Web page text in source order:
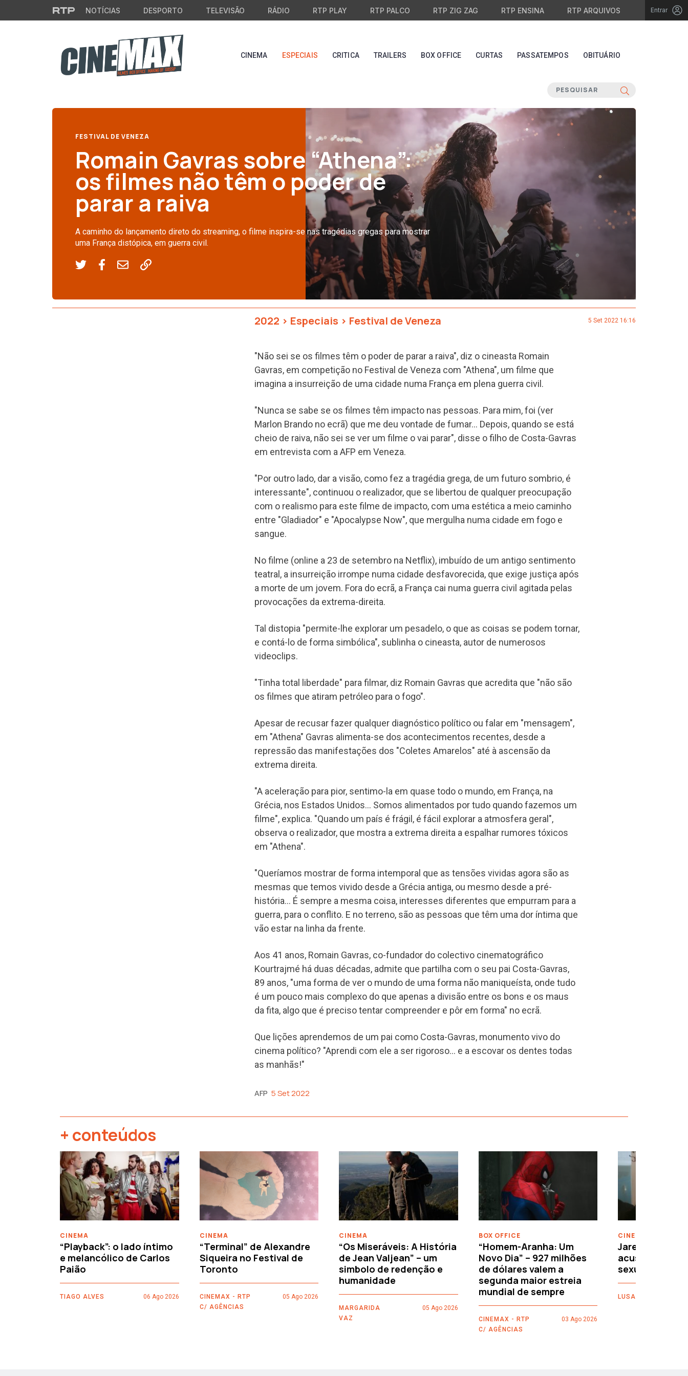
Saltar para o conteúdo principal
NOTÍCIAS DESPORTO TELEVISÃO RÁDIO RTP PLAY RTP PALCO RTP ZIG ZAG RTP ENSINA RTP ARQUIVOS Entrar
CINEMA ESPECIAIS CRITICA TRAILERS BOX OFFICE CURTAS PASSATEMPOS OBITUÁRIO
FESTIVAL DE VENEZA
Romain Gavras sobre “Athena”:
os filmes não têm o poder de
parar a raiva
A caminho do lançamento direto do streaming, o filme inspira-se nas tragédias gregas para mostrar
uma França distópica, em guerra civil.
2022 > Especiais > Festival de Veneza 5 Set 2022 16:16
"Não sei se os filmes têm o poder de parar a raiva", diz o cineasta Romain
Gavras, em competição no Festival de Veneza com "Athena", um filme que
imagina a insurreição de uma cidade numa França em plena guerra civil.
"Nunca se sabe se os filmes têm impacto nas pessoas. Para mim, foi (ver
Marlon Brando no ecrã) que me deu vontade de fumar… Depois, quando se está
cheio de raiva, não sei se ver um filme o vai parar", disse o filho de Costa-Gavras
em entrevista com a AFP em Veneza.
"Por outro lado, dar a visão, como fez a tragédia grega, de um futuro sombrio, é
interessante", continuou o realizador, que se libertou de qualquer preocupação
com o realismo para este filme de impacto, com uma estética a meio caminho
entre "Gladiador" e "Apocalypse Now", que mergulha numa cidade em fogo e
sangue.
No filme (online a 23 de setembro na Netflix), imbuído de um antigo sentimento
teatral, a insurreição irrompe numa cidade desfavorecida, que exige justiça após
a morte de um jovem. Fora do ecrã, a França cai numa guerra civil agitada pelas
provocações da extrema-direita.
Tal distopia "permite-lhe explorar um pesadelo, o que as coisas se podem tornar,
e contá-lo de forma simbólica", sublinha o cineasta, autor de numerosos
videoclips.
"Tinha total liberdade" para filmar, diz Romain Gavras que acredita que "não são
os filmes que atiram petróleo para o fogo".
Apesar de recusar fazer qualquer diagnóstico político ou falar em "mensagem",
em "Athena" Gavras alimenta-se dos acontecimentos recentes, desde a
repressão das manifestações dos "Coletes Amarelos" até à ascensão da
extrema direita.
"A aceleração para pior, sentimo-la em quase todo o mundo, em França, na
Grécia, nos Estados Unidos… Somos alimentados por tudo quando fazemos um
filme", explica. "Quando um país é frágil, é fácil explorar a atmosfera geral",
observa o realizador, que mostra a extrema direita a espalhar rumores tóxicos
em "Athena".
"Queríamos mostrar de forma intemporal que as tensões vividas agora são as
mesmas que temos vivido desde a Grécia antiga, ou mesmo desde a pré-
história… É sempre a mesma coisa, interesses diferentes que empurram para a
guerra, para o conflito. E no terreno, são as pessoas que têm uma dor íntima que
vão estar na linha da frente.
Aos 41 anos, Romain Gavras, co-fundador do colectivo cinematográfico
Kourtrajmé há duas décadas, admite que partilha com o seu pai Costa-Gavras,
89 anos, "uma forma de ver o mundo de uma forma não maniqueísta, onde tudo
é um pouco mais complexo do que apenas a divisão entre os bons e os maus
da fita, algo que é preciso tentar compreender e pôr em forma" no ecrã.
Que lições aprendemos de um pai como Costa-Gavras, monumento vivo do
cinema político? "Aprendi com ele a ser rigoroso… e a escovar os dentes todas
as manhãs!"
AFP 5 Set 2022
+ conteúdos
CINEMA
“Playback”: o lado íntimo
e melancólico de Carlos
Paião
TIAGO ALVES 06 Ago 2026
CINEMA
“Terminal” de Alexandre
Siqueira no Festival de
Toronto
CINEMAX - RTP
C/ AGÊNCIAS
05 Ago 2026
CINEMA
“Os Miseráveis: A História
de Jean Valjean” – um
simbolo de redenção e
humanidade
MARGARIDA
VAZ
05 Ago 2026
BOX OFFICE
“Homem-Aranha: Um
Novo Dia” – 927 milhões
de dólares valem a
segunda maior estreia
mundial de sempre
CINEMAX - RTP
C/ AGÊNCIAS
03 Ago 2026
CINEMA
Jared Leto
acusações de
sexuais
LUSA
‹